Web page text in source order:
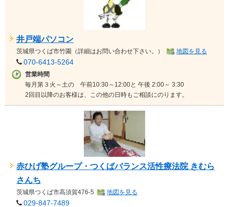
井戸端パソコン
茨城県つくば市竹園（詳細はお問い合わせ下さい。） 地図を見る
070-6413-5264
営業時間
毎月第３火～土の 午前10:30～12:00と 午後 2:00～ 3:30
2回目以降のお客様は、この他の日時もご相談にのります。
赤ひげ塾グループ・つくばバランス活性療法院 きむら
さんち
茨城県つくば市高須賀476-5 地図を見る
029-847-7489